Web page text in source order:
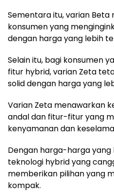
Sementara itu, varian Beta
konsumen yang
dengan harga yang lebih
Selain itu, bagi konsumen
fitur hybrid, varian Zeta
solid dengan harga yang
Varian Zeta menawarkan
andal dan fitur-fitur yang
kenyamanan dan
Dengan harga-harga
teknologi hybrid yang
memberikan pilihan yang
kompak.